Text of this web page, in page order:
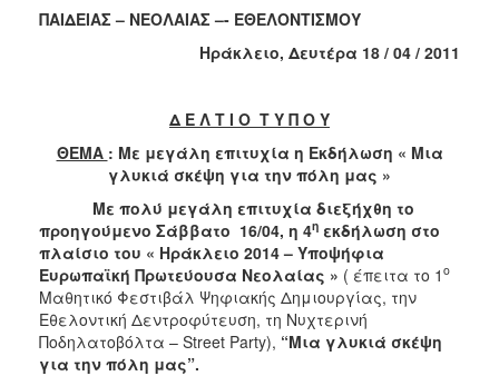
2019
2015
2013
2012
2011
2010
2006
ΠΑΙΔΕΙΑΣ – ΝΕΟΛΑΙΑΣ –- ΕΘΕΛΟΝΤΙΣΜΟΥ
Ηράκλειο, Δευτέρα 18 / 04 / 2011
Δ Ε Λ Τ Ι Ο Τ Υ Π Ο Υ
ΘΕΜΑ : Με μεγάλη επιτυχία η Εκδήλωση « Μια
γλυκιά σκέψη για την πόλη μας »
Με πολύ μεγάλη επιτυχία διεξήχθη το
προηγούμενο Σάββατο 16/04, η 4η εκδήλωση στο
πλαίσιο του « Ηράκλειο 2014 – Υποψήφια
Ευρωπαϊκή Πρωτεύουσα Νεολαίας » ( έπειτα το 1 ο
Μαθητικό Φεστιβάλ Ψηφιακής Δημιουργίας, την
Εθελοντική Δεντροφύτευση, τη Νυχτερινή
Ποδηλατοβόλτα – Street Party), “Μια γλυκιά σκέψη
για την πόλη μας”.